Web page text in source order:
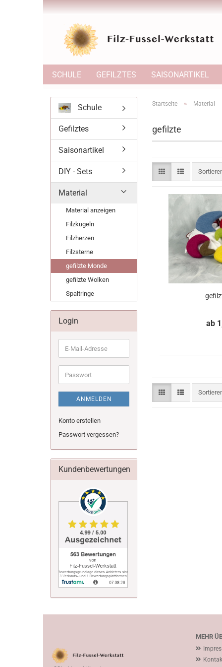
SCHULE GEFILZTES SAISONARTIKEL
Startseite » Material
gefilzte
ab
Schule
Gefilztes
Saisonartikel
DIY - Sets
Material
Material anzeigen
Filzkugeln
Filzherzen
Filzsterne
gefilzte Monde
gefilzte Wolken
Spaltringe
Login
E-
Mail-
Adresse
Passwort
ANMELDEN
Konto erstellen
Passwort vergessen?
Kundenbewertungen
MEHR